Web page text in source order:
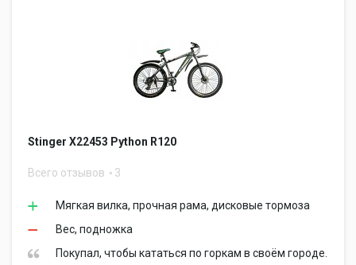
Stinger Х22453 Python R120
Всего отзывов 3
Мягкая вилка, прочная рама, дисковые тормоза
Вес, подножка
Покупал, чтобы кататься по горкам в своём городе.